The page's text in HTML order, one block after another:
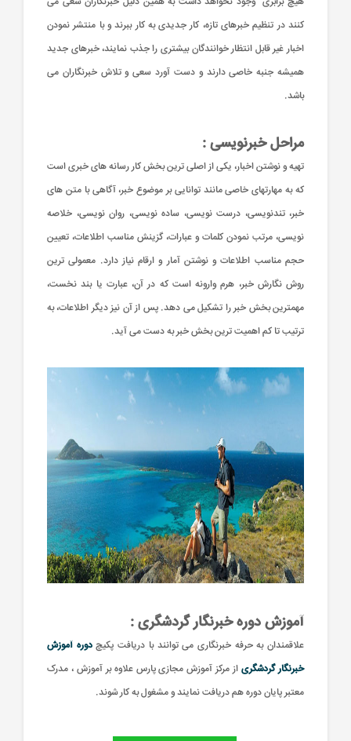
کنند در تنظیم خبرهای تازه، کار جدیدی به کار ببرند و با منتشر نمودن
اخبار غیر قابل انتظار خوانندگان بیشتری را جذب نمایند، خبرهای جدید
همیشه جنبه خاصی دارند و دست آورد سعی و تلاش خبرنگاران می
باشد.
مراحل خبرنویسی :
تهیه و نوشتن اخبار، یکی از اصلی ترین بخش کار رسانه ‏های خبری است
که به مهارت‏های خاصی مانند توانایی بر موضوع خبر، آگاهی با متن های
خبر، تندنویسی، درست‏ نویسی، ساده ‏نویسی، روان‏ نویسی، خلاصه‏
نویسی، مرتب نمودن کلمات و عبارات، گزینش مناسب اطلاعات، تعیین
حجم مناسب اطلاعات و نوشتن آمار و ارقام نیاز دارد. معمولی ترین
روش نگارش خبر، هرم وارونه است که در آن، عبارت یا بند نخست،
مهم‏ترین بخش خبر را تشکیل می‏ دهد. پس از آن نیز دیگر اطلاعات، به
ترتیب تا کم‏ اهمیت‏ ترین بخش خبر به دست می ‏آید.
آموزش دوره خبرنگار گردشگری :
علاقمندان به حرفه خبرنگاری می توانند با دریافت پکیچدوره آموزش
خبرنگار گردشگریاز مرکز آموزش مجازی پارس علاوه بر آموزش ، مدرک
معتبر پایان دوره هم دریافت نمایند و مشغول به کار شوند.